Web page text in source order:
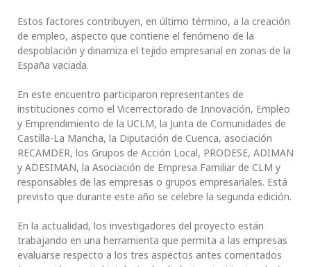
Estos factores contribuyen, en último término, a la creación
de empleo, aspecto que contiene el fenómeno de la
despoblación y dinamiza el tejido empresarial en zonas de la
España vaciada.
En este encuentro participaron representantes de
instituciones como el Vicerrectorado de Innovación, Empleo
y Emprendimiento de la UCLM, la Junta de Comunidades de
Castilla-La Mancha, la Diputación de Cuenca, asociación
RECAMDER, los Grupos de Acción Local, PRODESE, ADIMAN
y ADESIMAN, la Asociación de Empresa Familiar de CLM y
responsables de las empresas o grupos empresariales. Está
previsto que durante este año se celebre la segunda edición.
En la actualidad, los investigadores del proyecto están
trabajando en una herramienta que permita a las empresas
evaluarse respecto a los tres aspectos antes comentados